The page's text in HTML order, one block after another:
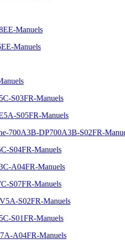
Manuels
Manuels
S03FR-Manuels
S05FR-Manuels
700A3B-DP700A3B-S02FR-
S04FR-Manuels
A04FR-Manuels
S07FR-Manuels
S02FR-Manuels
S01FR-Manuels
A04FR-Manuels